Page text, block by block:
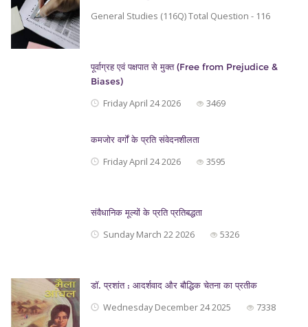
General Studies (116Q) Total Question - 116
पूर्वाग्रह एवं पक्षपात से मुक्त (Free from Prejudice &
Biases)
Friday April 24 2026 3469
कमजोर वर्गों के प्रति संवेदनशीलता
Friday April 24 2026 3595
संवैधानिक मूल्यों के प्रति प्रतिबद्धता
Sunday March 22 2026 5326
डॉ. प्रशांत : आदर्शवाद और बौद्धिक चेतना का प्रतीक
Wednesday December 24 2025 7338